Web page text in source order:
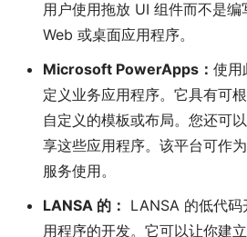
用户使用拖放 UI 组件而不是编
Web 或桌面应用程序。
Microsoft PowerApps： 使用
定义业务应用程序。它具有可
自定义的模板或布局。您还可
享这些应用程序。该平台可作
服务使用。
LANSA 的： LANSA 的低代
用程序的开发。它可以让你建立